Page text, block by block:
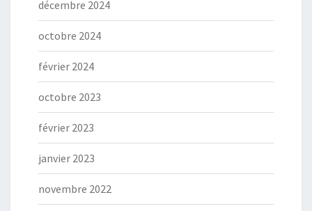
décembre 2024
octobre 2024
février 2024
octobre 2023
février 2023
janvier 2023
novembre 2022